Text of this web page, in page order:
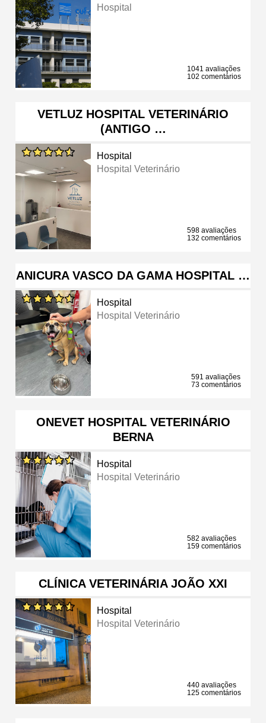
Hospital
1041 avaliações
102 comentários
VETLUZ HOSPITAL VETERINÁRIO
(ANTIGO …
Hospital
Hospital Veterinário
598 avaliações
132 comentários
ANICURA VASCO DA GAMA HOSPITAL …
Hospital
Hospital Veterinário
591 avaliações
73 comentários
ONEVET HOSPITAL VETERINÁRIO
BERNA
Hospital
Hospital Veterinário
582 avaliações
159 comentários
CLÍNICA VETERINÁRIA JOÃO XXI
Hospital
Hospital Veterinário
440 avaliações
125 comentários